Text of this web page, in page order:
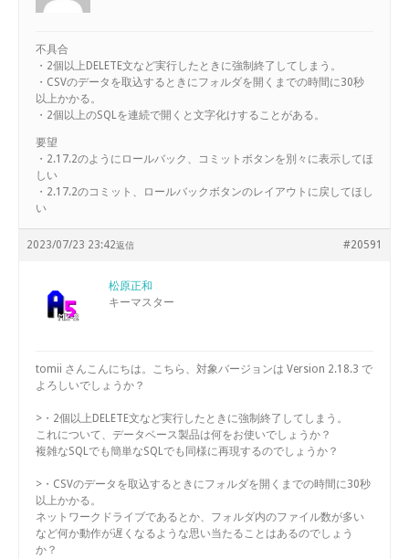
不具合
・2個以上DELETE文など実行したときに強制終了してしまう。
・CSVのデータを取込するときにフォルダを開くまでの時間に30秒
以上かかる。
・2個以上のSQLを連続で開くと文字化けすることがある。
要望
・2.17.2のようにロールバック、コミットボタンを別々に表示してほ
しい
・2.17.2のコミット、ロールバックボタンのレイアウトに戻してほし
い
2023/07/23 23:42 #20591
返信
松原正和
キーマスター
tomii さんこんにちは。こちら、対象バージョンは Version 2.18.3 で
よろしいでしょうか？
>・2個以上DELETE文など実行したときに強制終了してしまう。
これについて、データベース製品は何をお使いでしょうか？
複雑なSQLでも簡単なSQLでも同様に再現するのでしょうか？
>・CSVのデータを取込するときにフォルダを開くまでの時間に30秒
以上かかる。
ネットワークドライブであるとか、フォルダ内のファイル数が多い
など何か動作が遅くなるような思い当たることはあるのでしょう
か？